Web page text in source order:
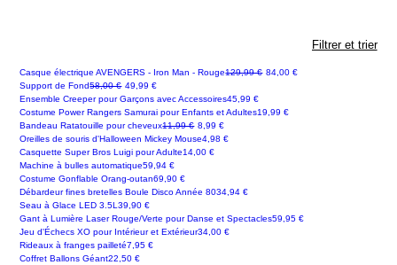
Filtrer et trier
Casque électrique AVENGERS - Iron Man - RougePrix original
129,99 € Prix promotionnel
84,00 €
Support de FondPrix original
58,00 € Prix promotionnel
49,99 €
Ensemble Creeper pour Garçons avec AccessoiresPrix
45,99 €
Costume Power Rangers Samurai pour Enfants et AdultesPrix
19,99 €
Promo
Bandeau Ratatouille pour cheveuxPrix original
11,99 € Prix promotionnel
8,99 €
Oreilles de souris d'Halloween Mickey MousePrix
4,98 €
Casquette Super Bros Luigi pour AdultePrix
14,00 €
Machine à bulles automatiquePrix
59,94 €
Costume Gonflable Orang-outanPrix
69,90 €
Débardeur fines bretelles Boule Disco Année 80Prix
34,94 €
Seau à Glace LED 3.5LPrix
39,90 €
Gant à Lumière Laser Rouge/Verte pour Danse et SpectaclesPrix
59,95 €
Jeu d'Échecs XO pour Intérieur et ExtérieurPrix
34,00 €
Rideaux à franges pailletéPrix
7,95 €
Coffret Ballons GéantPrix
22,50 €